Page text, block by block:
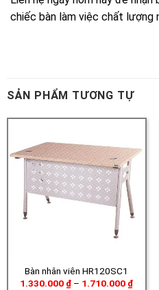
SẢN PHẨM TƯƠNG TỰ
Bàn nhân viên HR120SC1
1.330.000 ₫ – 1.710.000 ₫Khoảng